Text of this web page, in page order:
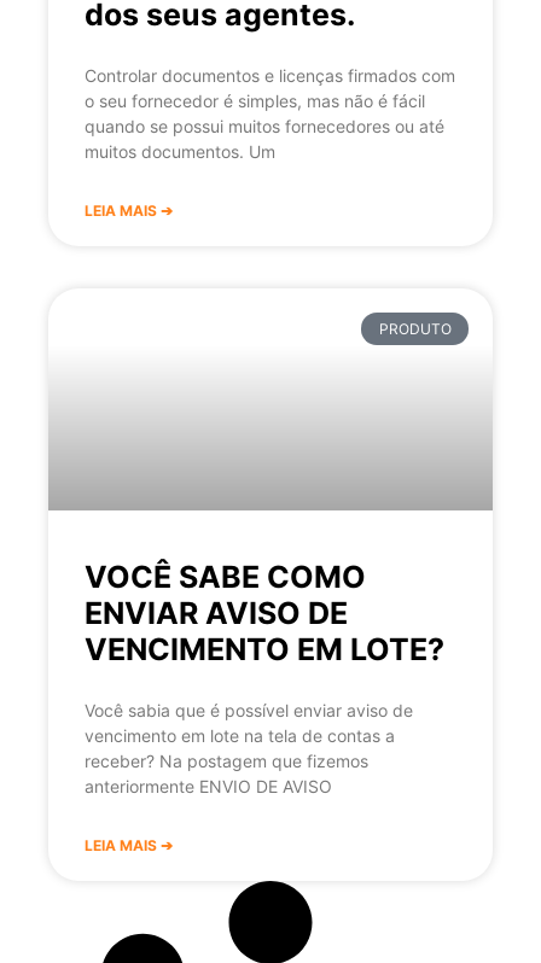
dos seus agentes.
Controlar documentos e licenças firmados com
o seu fornecedor é simples, mas não é fácil
quando se possui muitos fornecedores ou até
muitos documentos. Um
LEIA MAIS ➔
PRODUTO
VOCÊ SABE COMO
ENVIAR AVISO DE
VENCIMENTO EM LOTE?
Você sabia que é possível enviar aviso de
vencimento em lote na tela de contas a
receber? Na postagem que fizemos
anteriormente ENVIO DE AVISO
LEIA MAIS ➔